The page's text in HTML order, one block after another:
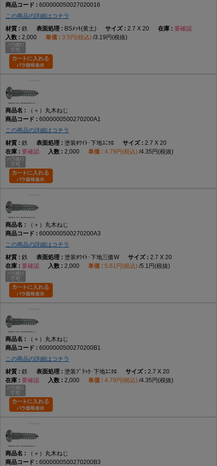
600000050027020016
この商品の詳細はコチラ
鉄
BSﾒｯｷ(黄土) 2.7 X 20
要確認
2,000
3.5円(税込) 3.19円(税抜)
（＋）丸木ねじ
6000000500270200A1
この商品の詳細はコチラ
鉄
塗装ﾎﾜｲﾄ･下地ﾕﾆｸﾛ
2.7 X 20
要確認
2,000 4.79円(税込) 4.35円(税抜)
（＋）丸木ねじ
6000000500270200A3
この商品の詳細はコチラ
鉄
塗装ﾎﾜｲﾄ･下地三価W
2.7 X 20
要確認
2,000 5.61円(税込) 5.1円(税抜)
（＋）丸木ねじ
6000000500270200B1
この商品の詳細はコチラ
鉄
塗装ﾌﾞﾗｯｸ･下地ﾕﾆｸﾛ
2.7 X 20
要確認
2,000 4.79円(税込) 4.35円(税抜)
（＋）丸木ねじ
6000000500270200B3